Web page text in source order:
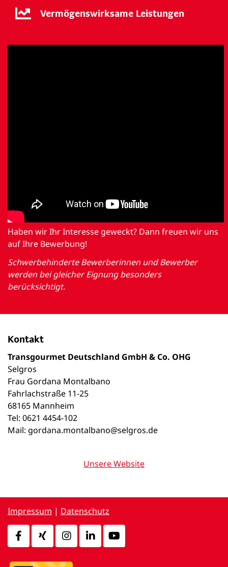
Vermögenswirksame Leistungen
Haben wir Ihr Interesse geweckt? Dann freuen wir uns
auf Ihre Bewerbung!
Schwerbehinderte Bewerberinnen und Bewerber
werden bei gleicher Eignung besonders
berücksichtigt.
Kontakt
Transgourmet Deutschland GmbH & Co. OHG
Selgros
Frau Gordana Montalbano
Fahrlachstraße 11-25
68165 Mannheim
Tel: 0621 4454-102
Mail: gordana.montalbano@selgros.de
Unsere Website
Impressum | Datenschutz